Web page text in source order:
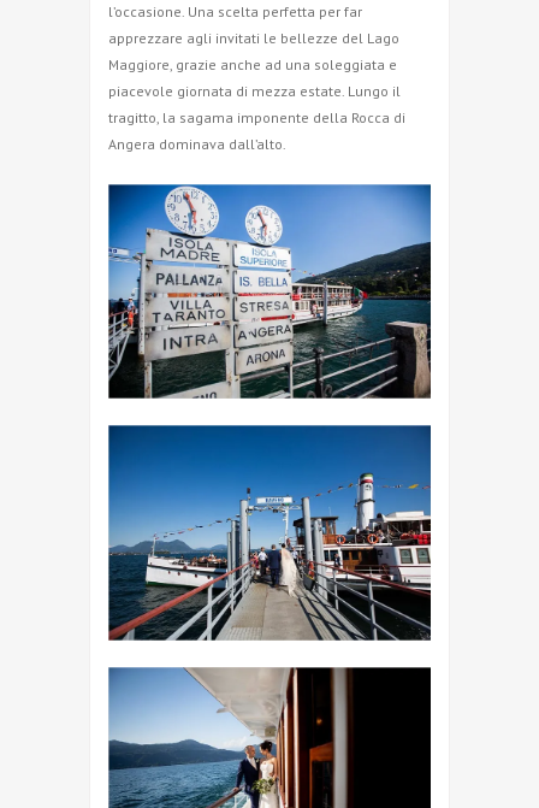
l’occasione. Una scelta perfetta per far
apprezzare agli invitati le bellezze del Lago
Maggiore, grazie anche ad una soleggiata e
piacevole giornata di mezza estate. Lungo il
tragitto, la sagama imponente della Rocca di
Angera dominava dall’alto.